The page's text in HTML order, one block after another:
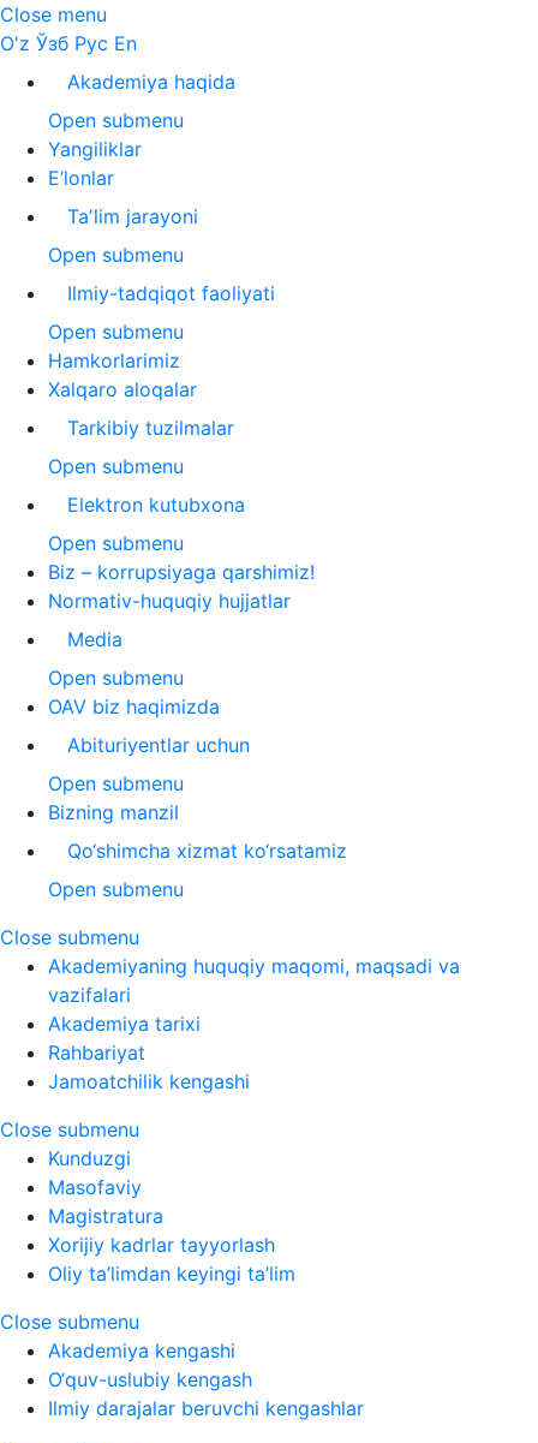
Close menu
O'z Ўзб Рус En
Akademiya haqida
Open submenu
Yangiliklar
E’lonlar
Taʼlim jarayoni
Open submenu
Ilmiy-tadqiqot faoliyati
Open submenu
Hamkorlarimiz
Xalqaro aloqalar
Tarkibiy tuzilmalar
Open submenu
Elektron kutubxona
Open submenu
Biz – korrupsiyaga qarshimiz!
Normativ-huquqiy hujjatlar
Media
Open submenu
OAV biz haqimizda
Abituriyentlar uchun
Open submenu
Bizning manzil
Qo‘shimcha xizmat ko‘rsatamiz
Open submenu
Close submenu
Akademiyaning huquqiy maqomi, maqsadi va
vazifalari
Akademiya tarixi
Rahbariyat
Jamoatchilik kengashi
Close submenu
Kunduzgi
Masofaviy
Magistratura
Xorijiy kadrlar tayyorlash
Oliy ta’limdan keyingi ta’lim
Close submenu
Akademiya kengashi
O‘quv-uslubiy kengash
Ilmiy darajalar beruvchi kengashlar